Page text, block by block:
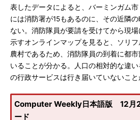
表したデータによると、バーミンガム市
には消防署が15もあるのに、その近隣
ない。消防隊員が要請を受けてから現
示すオンラインマップを見ると、ソリ
農村であるため、消防隊員の到着に都
いることが分かる。人口の相対的な違
の行政サービスは行き届いていないこと
Computer Weekly日本語版 12月
ード